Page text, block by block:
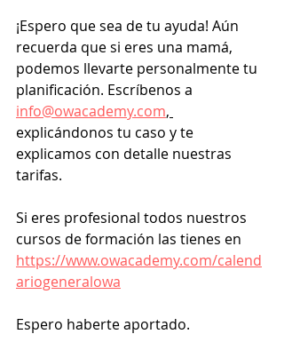
¡Espero que sea de tu ayuda! Aún
recuerda que si eres una mamá,
podemos llevarte personalmente tu
planificación. Escríbenos a
info@owacademy.com,
explicándonos tu caso y te
explicamos con detalle nuestras
tarifas.
Si eres profesional todos nuestros
cursos de formación las tienes en
https://www.owacademy.com/calend
ariogeneralowa
Espero haberte aportado.